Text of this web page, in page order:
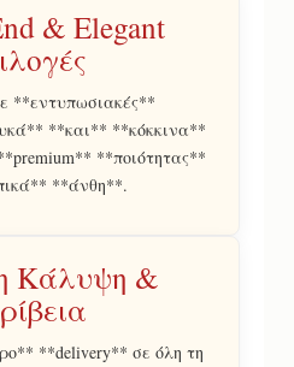
& Elegant
**εντυπωσιακές**
**και** **κόκκινα**
**ποιότητας**
**άνθη**.
Κάλυψη &
**delivery** σε όλη τη